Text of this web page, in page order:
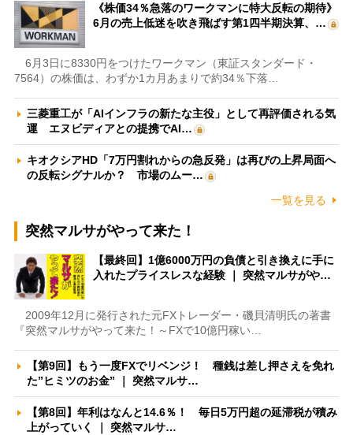
《株価34％急落のワークマンに特大反転の期待》
6月の売上低迷を吹き飛ばす第1四半期決算、…
6月3日に8330円をつけたワークマン（東証スタンダード・
7564）の株価は、わずか1カ月あまりで約34％下落…
三菱重工が「AIインフラの新たな主役」として再評価される気
運 エヌビディアとの提携でAI…
キオクシアHD「7万円割れからの急反発」は再びの上昇局面へ
の反転シグナルか？ 市場のムー…
一覧を見る
突然マルサがやって来た！
【最終回】1億6000万円の負債と引き換えに手に
入れたプライスレスな経験 ｜ 突然マルサがや…
2009年12月に発行された元FXトレーダー・磯貝清明氏の著書
『突然マルサがやって来た！～FXで10億円稼い…
【第9回】もう一度FXでリベンジ！ 種銭は差し押さえを免れ
た”ヒミツのお金” ｜ 突然マルサ…
【第8回】年利はなんと14.6％！ 毎日5万円超の延滞税が積み
上がっていく ｜ 突然マルサ…